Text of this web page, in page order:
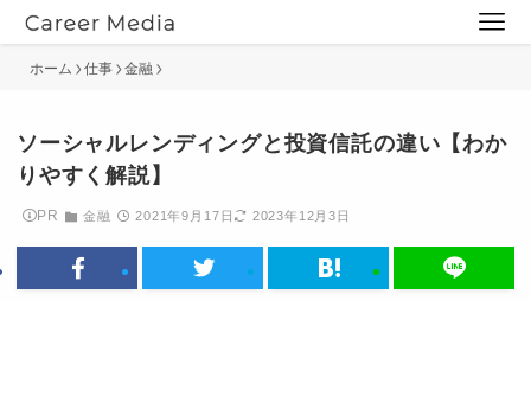
ホーム 仕事 金融
ソーシャルレンディングと投資信託の違い【わか
りやすく解説】
PR 金融 2021年9月17日 2023年12月3日